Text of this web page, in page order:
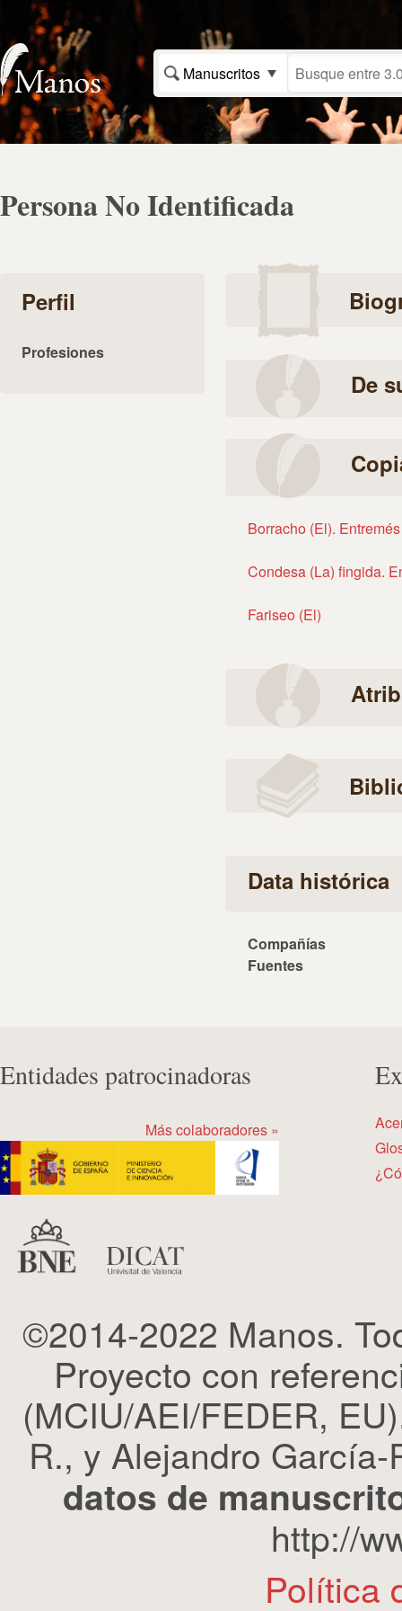
Manuscritos
Persona No Identificada
Perfil
Profesiones
De
Borracho (El). Entremés
Condesa (La) fingida.
Fariseo (El)
Data histórica
Compañías
Fuentes
Entidades patrocinadoras
Más colaboradores »
©2014-2022 Manos.
Proyecto con
(MCIU/AEI/FEDER,
R., y Alejandro
datos de
http://
Política